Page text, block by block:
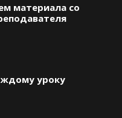
материала со
уроку